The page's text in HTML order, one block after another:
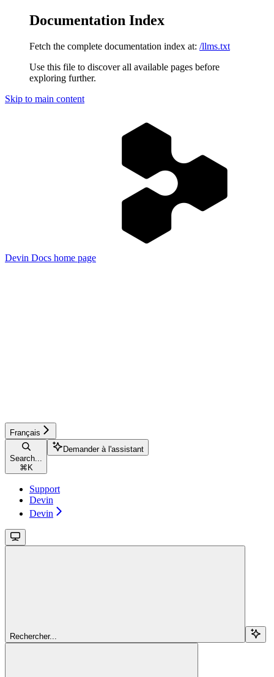
Documentation Index
Fetch the complete documentation index at: /llms.txt
Use this file to discover all available pages before
exploring further.
Skip to main content
Devin Docs home page
Français
Search...
⌘ K
Demander à l'assistant
Support
Devin
Devin
Rechercher...